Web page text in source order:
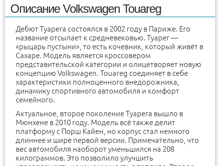
Описание Volkswagen Touareg
Дебют Туарега состоялся в 2002 году в Париже. Его
название отсылает к средневековью. Туарег —
«рыцарь пустыни», то есть кочевник, который живёт в
Сахаре. Модель является кроссовером
представительской категории и олицетворяет новую
концепцию Volkswagen. Touareg соединяет в себе
характеристики полноценного внедорожника,
динамику спортивного автомобиля и комфорт
семейного.
Актуальное, второе поколение Туарега вышло в
Мюнхене в 2010 году. Модель всё также делит
платформу с Порш Кайен, но корпус стал немного
длиннее и шире первой версии. Примечательно, что
вес автомобиля наоборот уменьшился на 208
килограммов. Это позволило улучшить